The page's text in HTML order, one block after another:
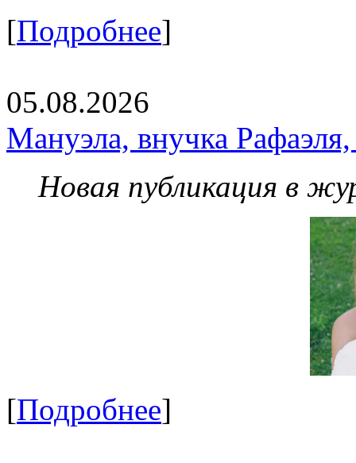
[Подробнее]
05.08.2026
Мануэла, внучка
Новая публикация в
[Подробнее]